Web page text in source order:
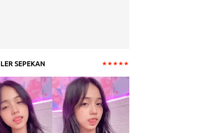
SEPEKAN